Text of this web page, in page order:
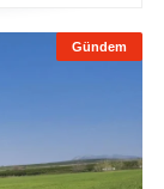
Gündem